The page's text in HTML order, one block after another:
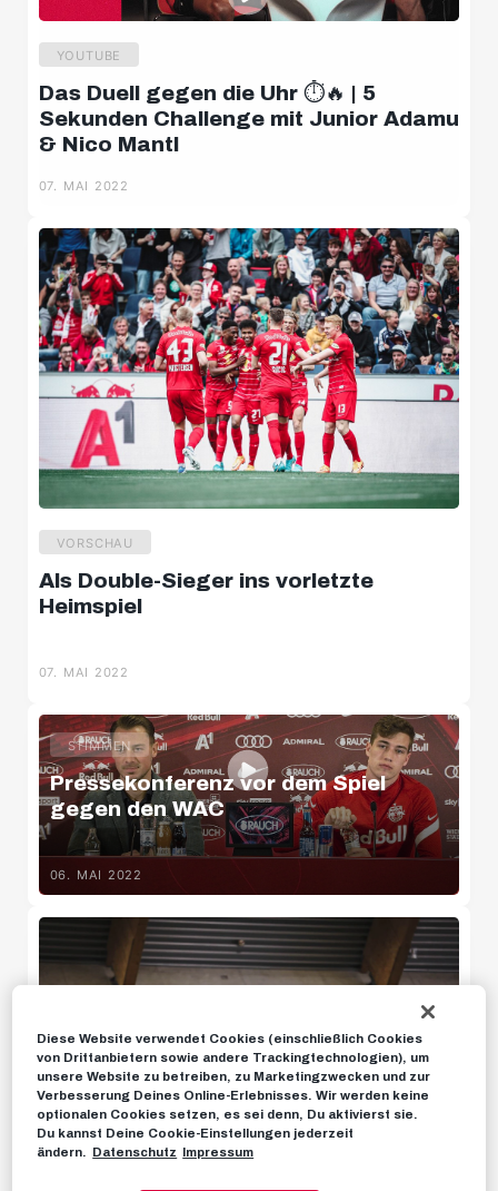
Salzburger Halbzeit
Spielerporträt
U8
U11 Süd
U12 Süd
U14 Süd
U16w
News
YOUTUBE
Das Duell gegen die Uhr ⏱️🔥 | 5
Sekunden Challenge mit Junior Adamu
& Nico Mantl
07. MAI 2022
VORSCHAU
Als Double-Sieger ins vorletzte
Heimspiel
07. MAI 2022
STIMMEN
Pressekonferenz vor dem Spiel
gegen den WAC
06. MAI 2022
Diese Website verwendet Cookies (einschließlich Cookies
von Drittanbietern sowie andere Trackingtechnologien), um
unsere Website zu betreiben, zu Marketingzwecken und zur
Verbesserung Deines Online-Erlebnisses. Wir werden keine
optionalen Cookies setzen, es sei denn, Du aktivierst sie.
Du kannst Deine Cookie-Einstellungen jederzeit
ändern. Datenschutz Impressum